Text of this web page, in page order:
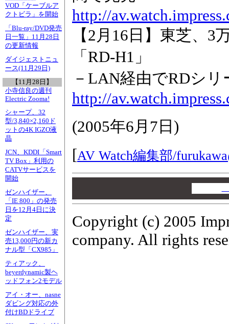
VOD「ケーブルア
クトビラ」を開始
「Blu-ray/DVD発売
日一覧」11月28日
の更新情報
ダイジェストニュ
ース(11月29日)
【11月28日】
小寺信良の週刊
Electric Zooma!
シャープ、32
型/3,840×2,160ド
ットの4K IGZO液
晶
JCN、KDDI「Smart
TV Box」利用の
CATVサービスを
開始
ゼンハイザー、
「IE 800」の発売
日を12月4日に決
定
ゼンハイザー、実
売13,000円の新カ
ナル型「CX985」
ティアック、
beyerdynamic製ヘ
ッドフォン2モデル
アイ・オー、nasne
ダビング対応の外
付けBDドライブ
http://
【2月16日】東芝、3
「RD-H1」
－LAN経由でRDシ
http://
(2005年6月7日 )
[AV Watch編集部/
Copyright (c) 2005
company. All rights